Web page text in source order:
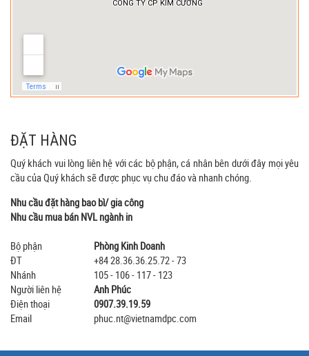
ĐẶT HÀNG
Quý khách vui lòng liên hệ với các bộ phận, cá nhân bên dưới đây mọi yêu
cầu của Quý khách sẽ được phục vụ chu đáo và nhanh chóng.
Nhu cầu đặt hàng bao bì/ gia công
Nhu cầu mua bán NVL ngành in
Bộ phận
Phòng Kinh Doanh
ĐT
+84 28.36.36.25.72 - 73
Nhánh
105 - 106 - 117 - 123
Người liên hệ
Anh Phúc
Điện thoại
0907.39.19.59
Email
phuc.nt@vietnamdpc.com